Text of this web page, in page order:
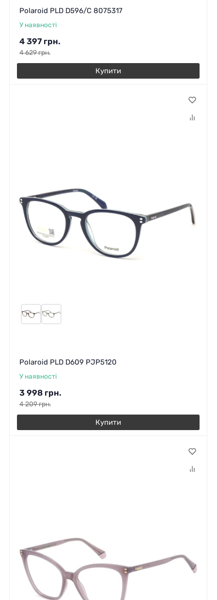
Polaroid PLD D596/C 8075317
У наявності
4 397 грн.
4 629грн.
Купити
Polaroid PLD D609 PJP5120
У наявності
3 998 грн.
4 209грн.
Купити